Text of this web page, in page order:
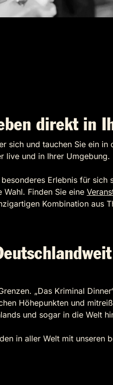
direkt in
sich und tauchen Sie ein in
live und in Ihrer Umgebung.
Erlebnis für sich
Finden Sie eine
Kombination aus
„Das Kriminal
Höhepunkten und
und sogar in die Welt
in aller Welt mit unseren